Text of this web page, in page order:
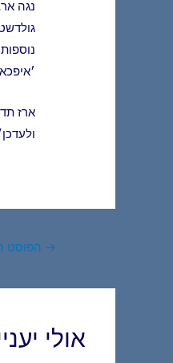
נגה
ארז
Post
→ הפוסט
אולי